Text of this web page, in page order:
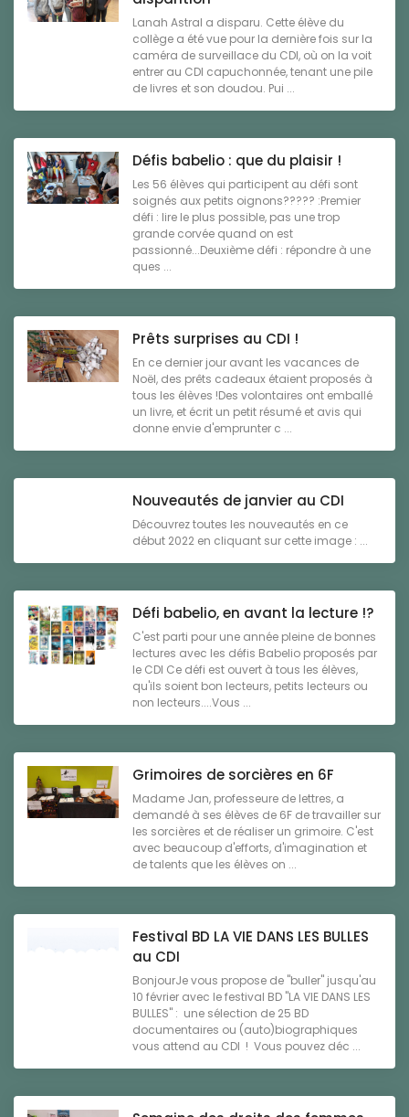
Lanah Astral a disparu. Cette élève du
collège a été vue pour la dernière fois sur la
caméra de surveillace du CDI, où on la voit
entrer au CDI capuchonnée, tenant une pile
de livres et son doudou. Pui ...
Défis babelio : que du plaisir !
Les 56 élèves qui participent au défi sont
soignés aux petits oignons????? :Premier
défi : lire le plus possible, pas une trop
grande corvée quand on est
passionné...Deuxième défi : répondre à une
ques ...
Prêts surprises au CDI !
En ce dernier jour avant les vacances de
Noël, des prêts cadeaux étaient proposés à
tous les élèves !Des volontaires ont emballé
un livre, et écrit un petit résumé et avis qui
donne envie d'emprunter c ...
Nouveautés de janvier au CDI
Découvrez toutes les nouveautés en ce
début 2022 en cliquant sur cette image : ...
Défi babelio, en avant la lecture !?
C'est parti pour une année pleine de bonnes
lectures avec les défis Babelio proposés par
le CDI Ce défi est ouvert à tous les élèves,
qu'ils soient bon lecteurs, petits lecteurs ou
non lecteurs....Vous ...
Grimoires de sorcières en 6F
Madame Jan, professeure de lettres, a
demandé à ses élèves de 6F de travailler sur
les sorcières et de réaliser un grimoire. C'est
avec beaucoup d'efforts, d'imagination et
de talents que les élèves on ...
Festival BD LA VIE DANS LES BULLES
au CDI
BonjourJe vous propose de "buller" jusqu'au
10 février avec le festival BD "LA VIE DANS LES
BULLES" : une sélection de 25 BD
documentaires ou (auto)biographiques
vous attend au CDI ! Vous pouvez déc ...